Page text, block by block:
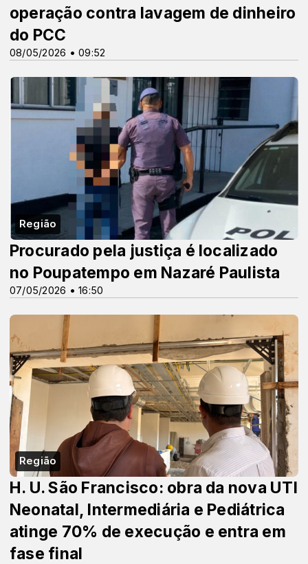
08/05/2026 • 09:52
operação contra lavagem de dinheiro
do PCC
Região
07/05/2026 • 16:50
Procurado pela justiça é localizado
no Poupatempo em Nazaré Paulista
Região
H. U. São Francisco: obra da nova UTI
Neonatal, Intermediária e Pediátrica
atinge 70% de execução e entra em
fase final